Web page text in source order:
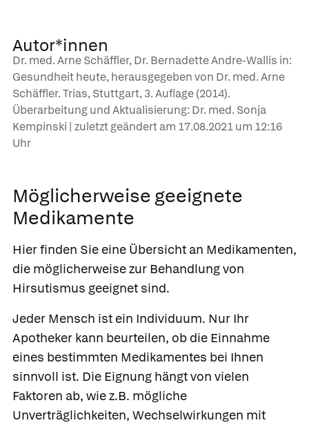
Autor*innen
Dr. med. Arne Schäffler, Dr. Bernadette Andre-Wallis in:
Gesundheit heute, herausgegeben von Dr. med. Arne
Schäffler. Trias, Stuttgart, 3. Auflage (2014).
Überarbeitung und Aktualisierung: Dr. med. Sonja
Kempinski | zuletzt geändert am 17.08.2021um 12:16
Uhr
Möglicherweise geeignete
Medikamente
Hier finden Sie eine Übersicht an Medikamenten,
die möglicherweise zur Behandlung von
Hirsutismus geeignet sind.
Jeder Mensch ist ein Individuum. Nur Ihr
Apotheker kann beurteilen, ob die Einnahme
eines bestimmten Medikamentes bei Ihnen
sinnvoll ist. Die Eignung hängt von vielen
Faktoren ab, wie z.B. mögliche
Unverträglichkeiten, Wechselwirkungen mit